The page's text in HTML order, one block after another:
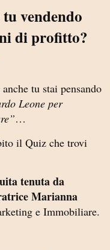
vendendo
di profitto?
tu stai pensando
Leone per
…
il Quiz che trovi
tenuta da
Marianna
e Immobiliare.